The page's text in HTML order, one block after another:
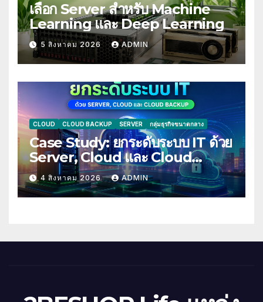
เลือก Server สำหรับ Machine
Learning และ Deep Learning
5 สิงหาคม 2026 ADMIN
CLOUD CLOUD BACKUP SERVER กลุ่มธุรกิจขนาดกลาง
Case Study: ยกระดับระบบ IT ด้วย
Server, Cloud และ Cloud
Backup
4 สิงหาคม 2026 ADMIN